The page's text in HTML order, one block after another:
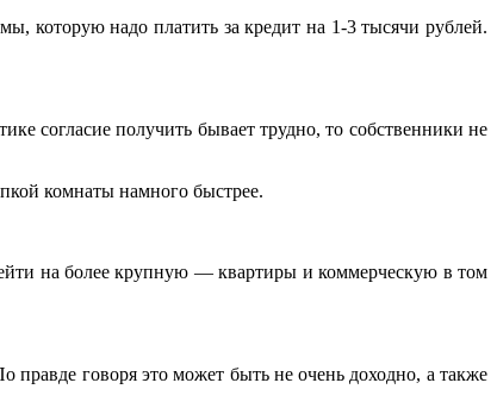
которую надо платить за кредит на 1-3 тысячи рублей.
согласие получить бывает трудно, то собственники не
комнаты намного быстрее.
на более крупную — квартиры и коммерческую в том
говоря это может быть не очень доходно, а также